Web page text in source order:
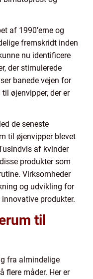
af 1990’erne og
fremskridt inden
nu identificere
der stimulerede
banede vejen for
øjenvipper, der er
de seneste
til øjenvipper blevet
af kvinder
produkter som
Virksomheder
og udvikling for
produkter.
til
fra almindelige
flere måder. Her er